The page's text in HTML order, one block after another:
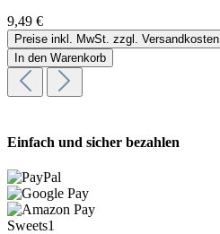
9,49 €
Preise inkl. MwSt. zzgl. Versandkosten
In den Warenkorb
Einfach und sicher bezahlen
Sweets1